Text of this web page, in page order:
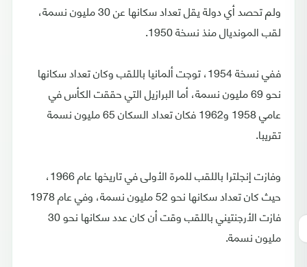
ولم تحصد أي دولة يقل تعداد سكانها عن 30 مليون نسمة،
لقب المونديال منذ نسخة 1950.
ففي نسخة 1954، توجت ألمانيا باللقب وكان تعداد سكانها
نحو 69 مليون نسمة، أما البرازيل التي حققت الكأس في
عامي 1958 و1962 فكان تعداد السكان 65 مليون نسمة
تقريبا.
وفازت إنجلترا باللقب للمرة الأولى في تاريخها عام 1966،
حيث كان تعداد سكانها نحو 52 مليون نسمة، وفي عام 1978
فازت الأرجنتيني باللقب وقت أن كان عدد سكانها نحو 30
مليون نسمة.